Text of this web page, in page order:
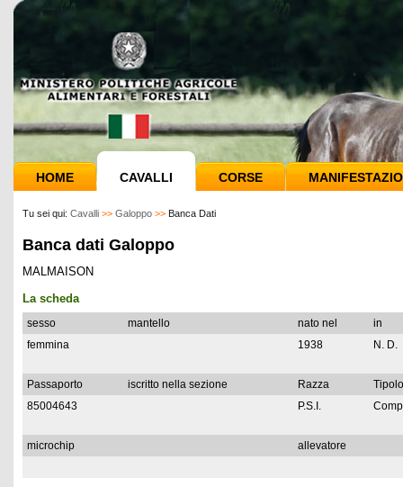
HOME CAVALLI CORSE
Tu sei qui: Cavalli >> Galoppo >> Banca Dati
Banca dati Galoppo
MALMAISON
La scheda
sesso mantello nato nel
in
femmina
1938 N. D.
Passaporto iscritto nella sezione Razza
85004643
P.S.I.
microchip allevatore